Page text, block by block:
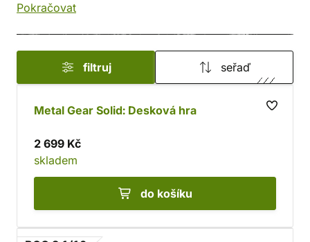
s tímto principem mají většinou
záleží na každém hráči, jakým způsobem utratí svoje
akční body.
Pokračovat
filtruj seřaď
Metal Gear Solid: Desková hra
2 699 Kč
skladem
do košíku